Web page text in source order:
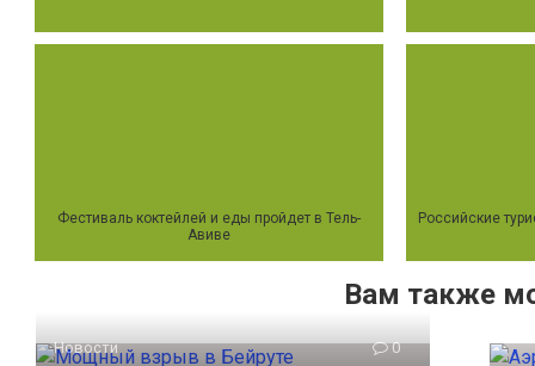
Фестиваль коктейлей и еды пройдет в Тель-
Авиве
Российские
Вам также
Новости 0